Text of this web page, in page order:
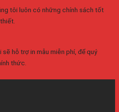
tôi luôn có những chính sách tốt
sẽ hỗ trợ in mẫu miễn phí, để quý
thức.